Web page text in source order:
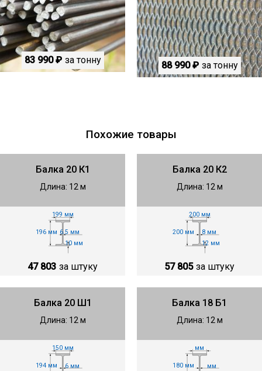
83 990 ₽ за тонну 88 990 ₽ за тонну
Похожие товары
Балка 20 К1
Длина: 12 м
196 мм
199 мм
6.5 мм
10 мм
47 803 за штуку
Балка 20 К2
Длина: 12 м
200 мм
200 мм
8 мм
12 мм
57 805 за штуку
Балка 20 Ш1
Длина: 12 м
194 мм
150 мм
6 мм
Балка 18 Б1
Длина: 12 м
180 мм
мм
мм